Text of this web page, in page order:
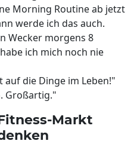
Morning Routine ab jetzt
werde ich das auch.
Wecker morgens 8
ich mich noch nie
auf die Dinge im Leben!"
Großartig."
Markt